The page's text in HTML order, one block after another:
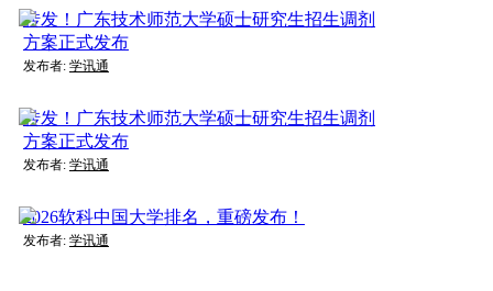
转发！广东技术师范大学硕士研究生招生调剂
方案正式发布
发布者: 学讯通
转发！广东技术师范大学硕士研究生招生调剂
方案正式发布
发布者: 学讯通
2026软科中国大学排名，重磅发布！
发布者: 学讯通